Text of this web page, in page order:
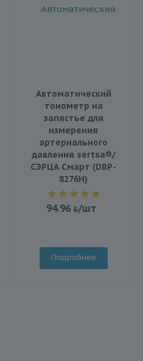
Автоматический
тонометр на
запястье для
измерения
артериального
давления sertsa®/
СЭРЦА Смарт (DBP-
8276H)
94.96 /шт
Подробнее